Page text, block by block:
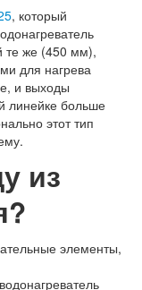
, который
те же (450 мм),
для нагрева
и выходы
линейке больше
этот тип
из
элементы,